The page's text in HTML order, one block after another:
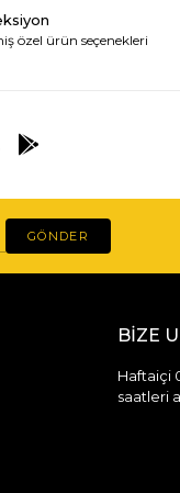
özel ürün seçenekleri
GÖNDER
BİZE
Haftaiçi
saatleri